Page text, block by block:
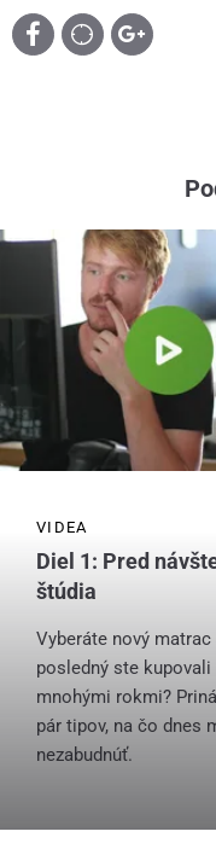
VIDEA
Diel 1: Pred
štúdia
Vyberáte nový matrac
posledný ste kupovali
mnohými rokmi?
pár tipov, na čo dnes
nezabudnúť.